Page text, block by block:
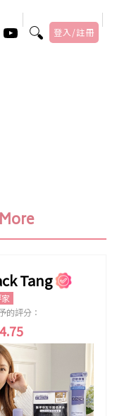
登入/註冊
Tang
的評分：
4.75